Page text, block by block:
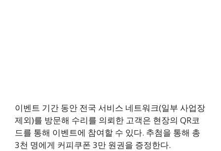
이벤트 기간 동안 전국 서비스 네트워크(일부 사업장
제외)를 방문해 수리를 의뢰한 고객은 현장의 QR코
드를 통해 이벤트에 참여할 수 있다. 추첨을 통해 총
3천 명에게 커피쿠폰 3만 원권을 증정한다.